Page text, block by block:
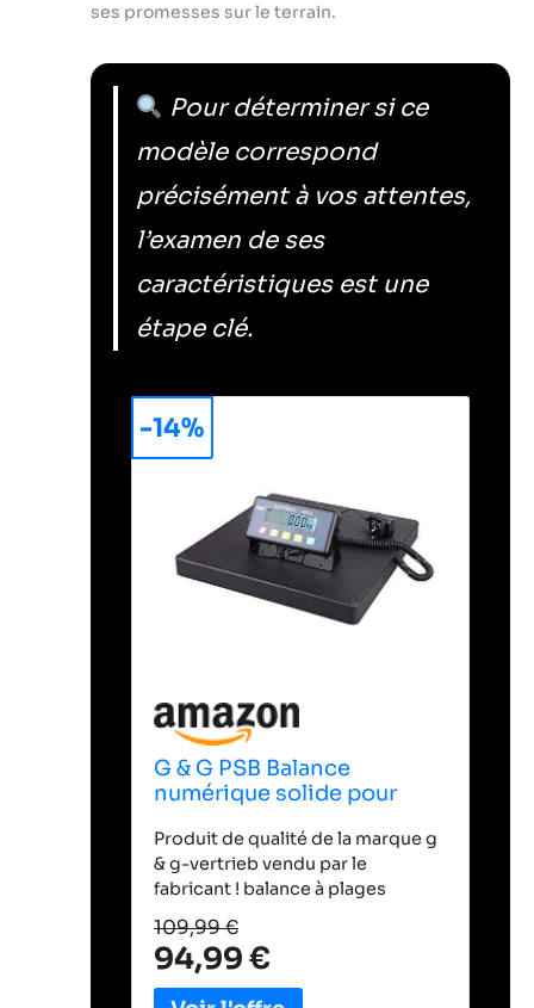
ses promesses sur le terrain.
Pour déterminer si ce
modèle correspond
précisément à vos attentes,
l’examen de ses
caractéristiques est une
étape clé.
G & G PSB Balance
numérique solide pour
d'aluminium, surface de
pesage 40 × 40 cm,
fonctionnement sur piles
possible (300 kg x 100 g /
150 kg x 50 g / 75 kg x 20 g)
Produit de qualité de la marque g
& g-vertrieb vendu par le
fabricant ! balance à plages
multiples d'excellente qualité :
0,5 kg - 75 kg = 20 g étapes des
processus, 75 kg - 150 kg/50 g
étapes des processus 150 kg -
109,99 €
94,99 €
-14%